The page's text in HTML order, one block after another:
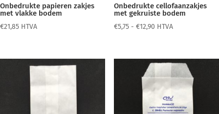
Onbedrukte papieren zakjes
met vlakke bodem
€21,85 HTVA
Onbedrukte cellofaanzakjes
met gekruiste bodem
€5,75 - €12,90Prijsklasse:
€12,90
HTVA